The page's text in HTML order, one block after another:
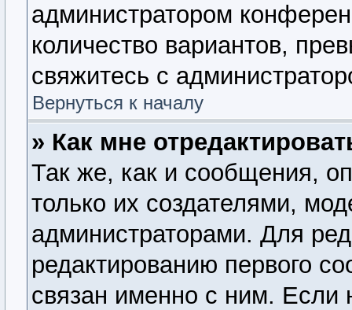
администратором
количество вариантов,
свяжитесь с
Вернуться к началу
» Как мне
Так же, как и сообщения,
только их создателями,
администраторами. Для
редактированию первого
связан именно с ним. Если